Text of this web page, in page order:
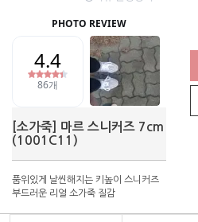
[소가죽] 마르 스니커즈 7cm
(1001C11)
품위있게 날씬해지는 키높이 스니커즈
부드러운 리얼 소가죽 질감